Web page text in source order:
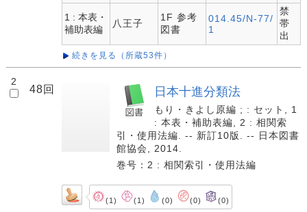
1 : 本表・
補助表編
八王子
1F 参考
図書
014.45/N-77/
1
禁
帯
出
続きを見る（所蔵53件）
2
48回 日本十進分類法
もり・きよし原編 ; : セット, 1
: 本表・補助表編, 2 : 相関索
引・使用法編. -- 新訂10版. -- 日本図書
館協会, 2014.
巻号：2 : 相関索引・使用法編
(1) (1) (0) (0) (0)